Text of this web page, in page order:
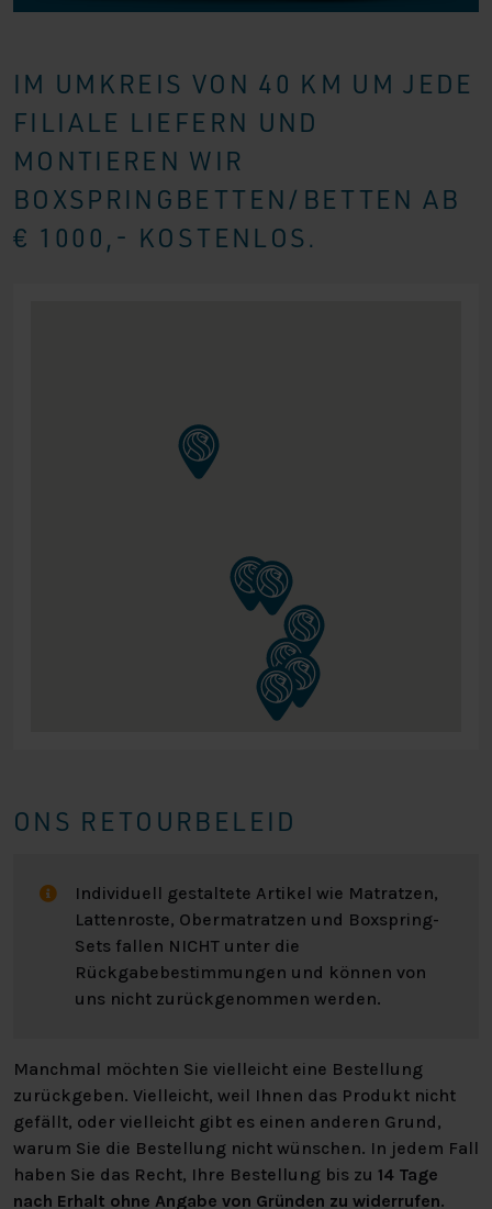
IM UMKREIS VON 40 KM UM JEDE
FILIALE LIEFERN UND
MONTIEREN WIR
BOXSPRINGBETTEN/BETTEN AB
€ 1000,- KOSTENLOS.
ONS RETOURBELEID
Individuell gestaltete Artikel wie Matratzen,
Lattenroste, Obermatratzen und Boxspring-
Sets fallen NICHT unter die
Rückgabebestimmungen und können von
uns nicht zurückgenommen werden.
Manchmal möchten Sie vielleicht eine Bestellung
zurückgeben. Vielleicht, weil Ihnen das Produkt nicht
gefällt, oder vielleicht gibt es einen anderen Grund,
warum Sie die Bestellung nicht wünschen. In jedem Fall
haben Sie das Recht, Ihre Bestellung bis zu 14 Tage
nach Erhalt ohne Angabe von Gründen zu widerrufen.